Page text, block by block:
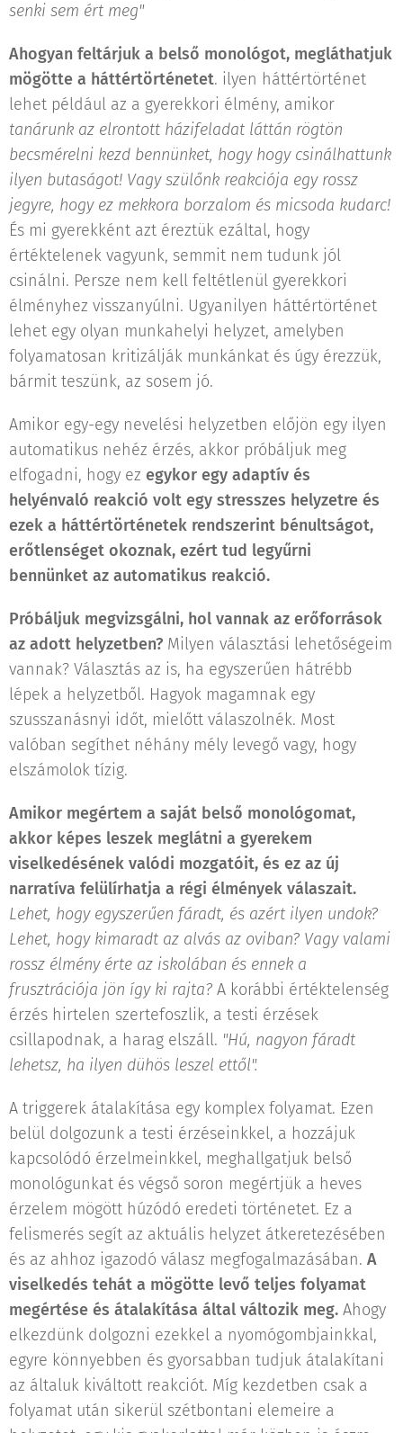
senki sem ért meg"
Ahogyan feltárjuk a belső monológot, megláthatjuk
mögötte a háttértörténetet. ilyen háttértörténet
lehet például az a gyerekkori élmény, amikor
tanárunk az elrontott házifeladat láttán rögtön
becsmérelni kezd bennünket, hogy hogy csinálhattunk
ilyen butaságot! Vagy szülőnk reakciója egy rossz
jegyre, hogy ez mekkora borzalom és micsoda kudarc!
És mi gyerekként azt éreztük ezáltal, hogy
értéktelenek vagyunk, semmit nem tudunk jól
csinálni. Persze nem kell feltétlenül gyerekkori
élményhez visszanyúlni. Ugyanilyen háttértörténet
lehet egy olyan munkahelyi helyzet, amelyben
folyamatosan kritizálják munkánkat és úgy érezzük,
bármit teszünk, az sosem jó.
Amikor egy-egy nevelési helyzetben előjön egy ilyen
automatikus nehéz érzés, akkor próbáljuk meg
elfogadni, hogy ez egykor egy adaptív és
helyénvaló reakció volt egy stresszes helyzetre és
ezek a háttértörténetek rendszerint bénultságot,
erőtlenséget okoznak, ezért tud legyűrni
bennünket az automatikus reakció.
Próbáljuk megvizsgálni, hol vannak az erőforrások
az adott helyzetben? Milyen választási lehetőségeim
vannak? Választás az is, ha egyszerűen hátrébb
lépek a helyzetből. Hagyok magamnak egy
szusszanásnyi időt, mielőtt válaszolnék. Most
valóban segíthet néhány mély levegő vagy, hogy
elszámolok tízig.
Amikor megértem a saját belső monológomat,
akkor képes leszek meglátni a gyerekem
viselkedésének valódi mozgatóit, és ez az új
narratíva felülírhatja a régi élmények válaszait.
Lehet, hogy egyszerűen fáradt, és azért ilyen undok?
Lehet, hogy kimaradt az alvás az oviban? Vagy valami
rossz élmény érte az iskolában és ennek a
frusztrációja jön így ki rajta? A korábbi értéktelenség
érzés hirtelen szertefoszlik, a testi érzések
csillapodnak, a harag elszáll. "Hú, nagyon fáradt
lehetsz, ha ilyen dühös leszel ettől".
A triggerek átalakítása egy komplex folyamat. Ezen
belül dolgozunk a testi érzéseinkkel, a hozzájuk
kapcsolódó érzelmeinkkel, meghallgatjuk belső
monológunkat és végső soron megértjük a heves
érzelem mögött húzódó eredeti történetet. Ez a
felismerés segít az aktuális helyzet átkeretezésében
és az ahhoz igazodó válasz megfogalmazásában. A
viselkedés tehát a mögötte levő teljes folyamat
megértése és átalakítása által változik meg. Ahogy
elkezdünk dolgozni ezekkel a nyomógombjainkkal,
egyre könnyebben és gyorsabban tudjuk átalakítani
az általuk kiváltott reakciót. Míg kezdetben csak a
folyamat után sikerül szétbontani elemeire a